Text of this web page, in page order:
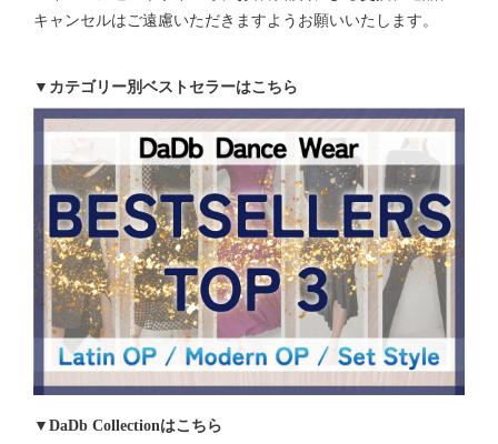
キャンセルはご遠慮いただきますようお願いいたします。
▼カテゴリー別ベストセラーはこちら
▼DaDb Collectionはこちら